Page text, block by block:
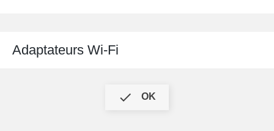
Adaptateurs Wi-Fi
 OK